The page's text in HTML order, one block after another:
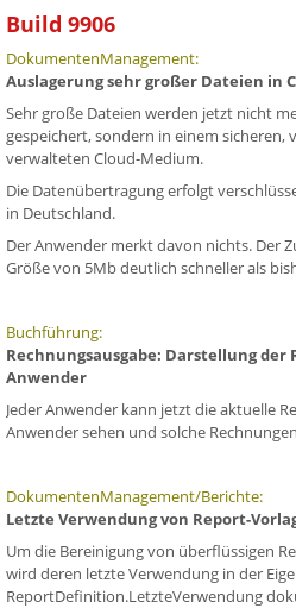
Build 9906
DokumentenManagement:
Auslagerung sehr großer Dateien in
Sehr große Dateien werden jetzt nicht
gespeichert, sondern in einem sicheren,
verwalteten Cloud-Medium.
Die Datenübertragung erfolgt
in Deutschland.
Der Anwender merkt davon nichts. Der
Größe von 5Mb deutlich schneller als
Buchführung:
Rechnungsausgabe: Darstellung
Anwender
Jeder Anwender kann jetzt die aktuelle
Anwender sehen und solche
DokumentenManagement/Berichte:
Letzte Verwendung von Report-
Um die Bereinigung von überflüssigen
wird deren letzte Verwendung in der
ReportDefinition.LetzteVerwendung